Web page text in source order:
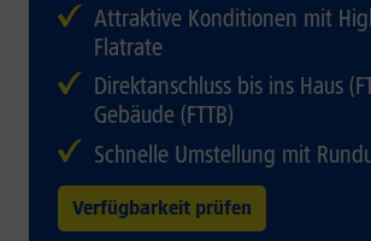
Attraktive Konditionen mit
Flatrate
Direktanschluss bis ins Haus
Gebäude (FTTB)
Schnelle Umstellung mit
Verfügbarkeit prüfen